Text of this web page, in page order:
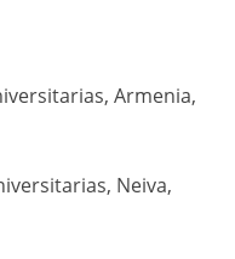
Armenia,
Neiva,